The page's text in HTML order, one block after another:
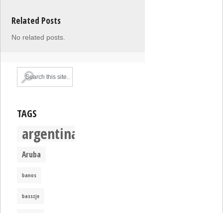
Related Posts
No related posts.
TAGS
argentina
Aruba
banos
basszje